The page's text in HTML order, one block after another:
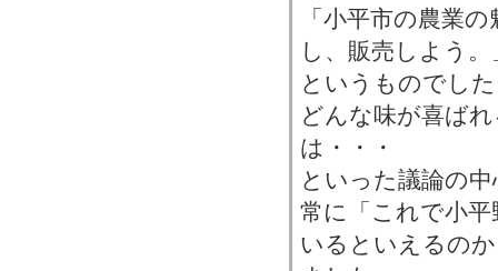
「小平市の農業
し、販売しよう。
というものでし
どんな味が喜ば
は・・・
といった議論の
常に「これで小
いるといえるの